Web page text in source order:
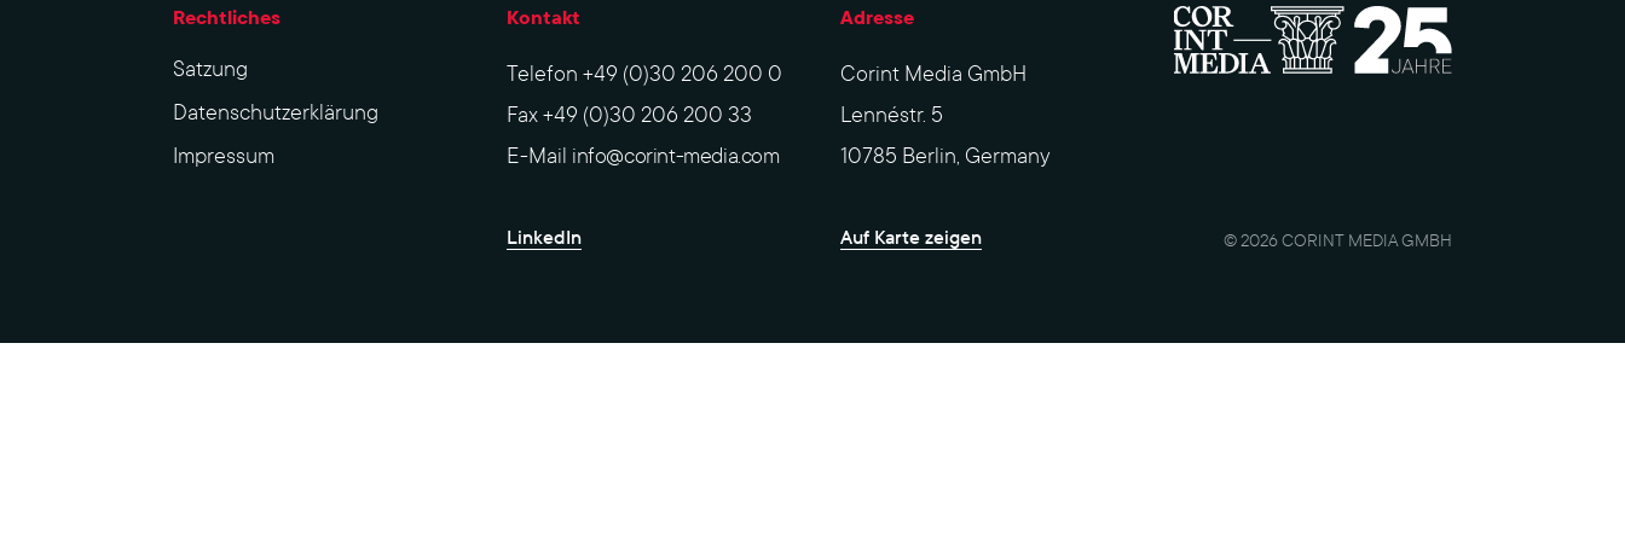
Rechtliches
Sat­zung
Datenschutzerklärung
Impres­sum
Kontakt
Telefon +49 (0)30 206 200 0
Fax+49 (0)30 206 200 33
E-Mail info@corint-media.com
LinkedIn
Adresse
Corint Media GmbH
Lennéstr. 5
10785 Berlin, Germany
Auf Karte zeigen © 2026 CORINT MEDIA GMBH